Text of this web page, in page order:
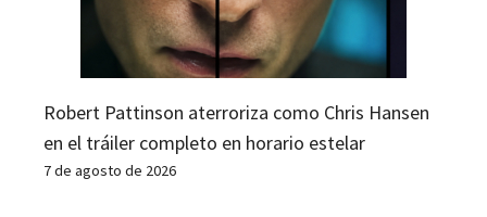
Robert Pattinson aterroriza como Chris Hansen
en el tráiler completo en horario estelar
7 de agosto de 2026